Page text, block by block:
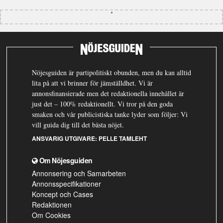
Nöjesguiden är partipolitiskt obunden, men du kan alltid
lita på att vi brinner för jämställdhet. Vi är
annonsfinansierade men det redaktionella innehållet är
just det – 100% redaktionellt. Vi tror på den goda
smaken och vår publicistiska tanke lyder som följer: Vi
vill guida dig till det bästa nöjet.
ANSVARIG UTGIVARE: PELLE TAMLEHT
Om Nöjesguiden
Annonsering och Samarbeten
Annonsspecifikationer
Koncept och Cases
Redaktionen
Om Cookies